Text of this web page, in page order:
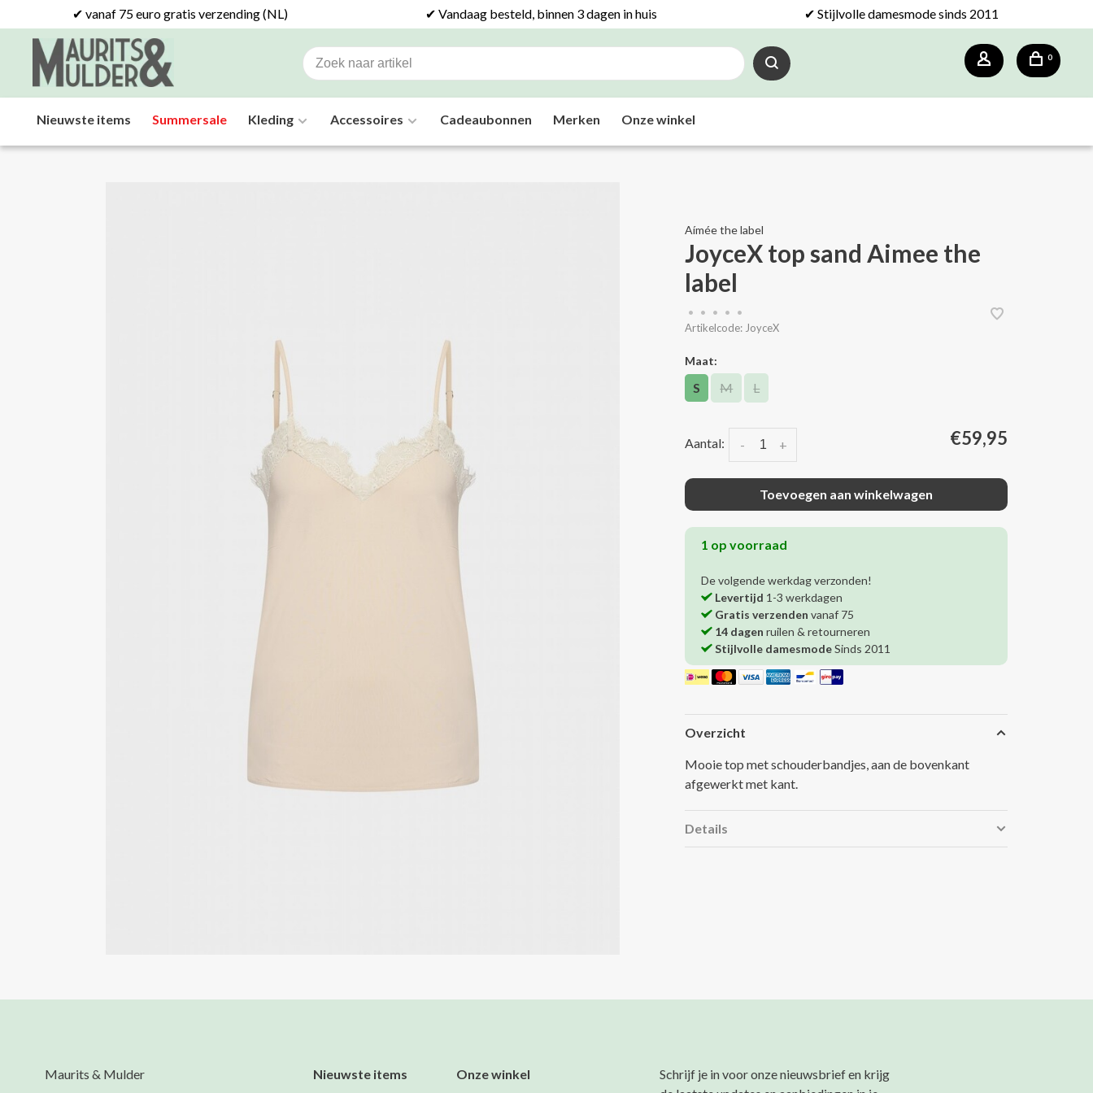
✔ vanaf 75 euro gratis verzending (NL) ✔ Vandaag besteld, binnen 3 dagen in huis ✔ Stijlvolle damesmode sinds 2011
0
Nieuwste items Summersale Kleding Accessoires Cadeaubonnen Merken Onze winkel
Aímée the label
JoyceX top sand Aimee the
label
• • • •
•
Artikelcode: JoyceX
Maat:
S M L
Aantal: +
- €59,95
Toevoegen aan winkelwagen
1 op voorraad
De volgende werkdag verzonden!
Levertijd 1-3 werkdagen
Gratis verzenden vanaf 75
14 dagen ruilen & retourneren
Stijlvolle damesmodeSinds 2011
Overzicht
Mooie top met schouderbandjes, aan de bovenkant
afgewerkt met kant.
Details
Maurits & Mulder Nieuwste items Onze winkel
Schrijf je in voor onze nieuwsbrief en krijg